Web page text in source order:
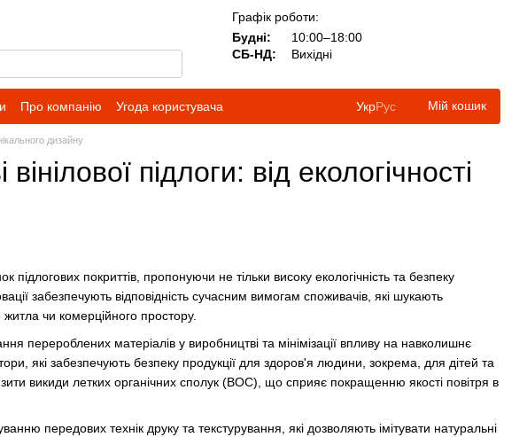
Графік роботи:
Будні:
10:00–18:00
СБ-НД:
Вихідні
Про компанію Угода користувача УкрРус Мій кошик
дизайну
підлоги: від екологічності
підлогових покриттів, пропонуючи не тільки високу екологічність та безпеку
забезпечують відповідність сучасним вимогам споживачів, які шукають
чи комерційного простору.
перероблених матеріалів у виробництві та мінімізації впливу на навколишнє
які забезпечують безпеку продукції для здоров'я людини, зокрема, для дітей та
викиди летких органічних сполук (ВОС), що сприяє покращенню якості повітря в
передових технік друку та текстурування, які дозволяють імітувати натуральні